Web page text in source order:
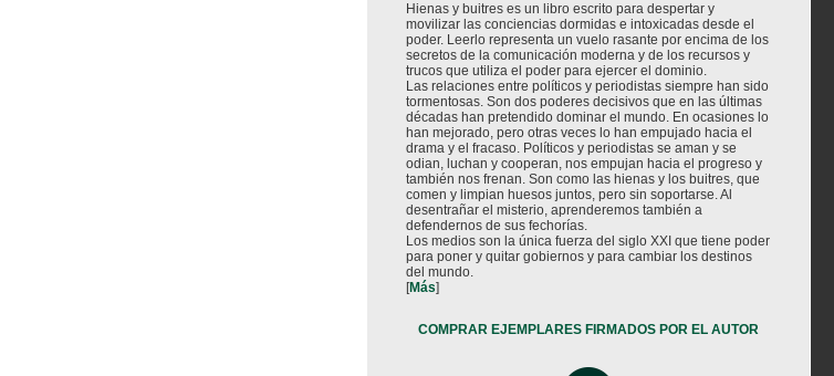
Hienas y buitres es un libro escrito para despertar y
movilizar las conciencias dormidas e intoxicadas desde el
poder. Leerlo representa un vuelo rasante por encima de los
secretos de la comunicación moderna y de los recursos y
trucos que utiliza el poder para ejercer el dominio.
Las relaciones entre políticos y periodistas siempre han sido
tormentosas. Son dos poderes decisivos que en las últimas
décadas han pretendido dominar el mundo. En ocasiones lo
han mejorado, pero otras veces lo han empujado hacia el
drama y el fracaso. Políticos y periodistas se aman y se
odian, luchan y cooperan, nos empujan hacia el progreso y
también nos frenan. Son como las hienas y los buitres, que
comen y limpian huesos juntos, pero sin soportarse. Al
desentrañar el misterio, aprenderemos también a
defendernos de sus fechorías.
Los medios son la única fuerza del siglo XXI que tiene poder
para poner y quitar gobiernos y para cambiar los destinos
del mundo.
[Más]
COMPRAR EJEMPLARES FIRMADOS POR EL AUTOR